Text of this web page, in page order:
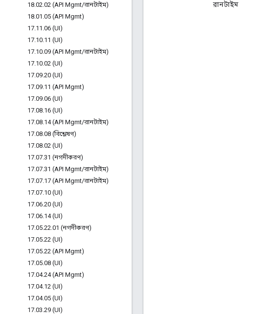
18.02.02 (API Mgmt/রানটাইম)
18.01 .05 (API Mgmt)
17.11 .06 (UI)
17.10.11 (UI)
17.10.09 (API Mgmt/রানটাইম)
17.10.02 (UI)
17.09.20 (UI)
17.09.11 (API Mgmt)
17.09.06 (UI)
17.08.16 (UI)
17.08.14 (API Mgmt/রানটাইম)
17.08.08 (বিশ্লেষণ)
17.08.02 (UI)
17.07.31 (নগদীকরণ)
17.07.31 (API Mgmt/রানটাইম)
17.07.17 (API Mgmt/রানটাইম)
17.07.10 (UI)
17.06.20 (UI)
17.06.14 (UI)
17.05.22.01 (নগদীকরণ)
17.05.22 (UI)
17.05.22 (API Mgmt)
17.05.08 (UI)
17.04.24 (API Mgmt)
17.04.12 (UI)
17.04.05 (UI)
17.03.29 (UI)
রানটাইম